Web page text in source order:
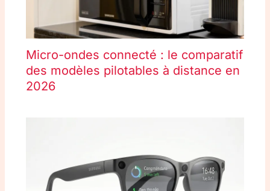
Micro-ondes connecté : le comparatif
des modèles pilotables à distance en
2026